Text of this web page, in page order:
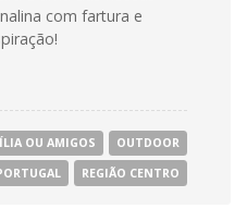
com fartura e
OU AMIGOS
OUTDOOR
REGIÃO CENTRO